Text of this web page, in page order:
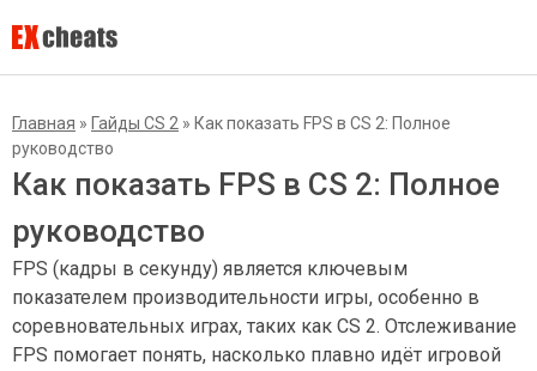
Главная » Гайды CS 2 » Как показать FPS в CS 2: Полное
руководство
Как показать FPS в CS 2: Полное
руководство
FPS (кадры в секунду) является ключевым
показателем производительности игры, особенно в
соревновательных играх, таких как CS 2. Отслеживание
FPS помогает понять, насколько плавно идёт игровой